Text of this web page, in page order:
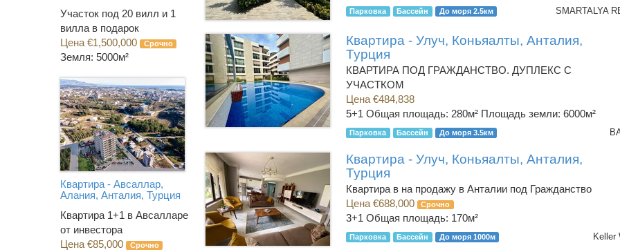
Парковка Бассейн До моря 2.5км
Квартира - Улуч, Коньяалты, Анталия,
Турция
КВАРТИРА ПОД ГРАЖДАНСТВО. ДУПЛЕКС С
УЧАСТКОМ
Цена €484,838
5+1 Общая площадь: 280м² Площадь земли: 6000м²
Парковка Бассейн До моря 3.5км
Квартира - Улуч, Коньяалты, Анталия,
Турция
Квартира в на продажу в Анталии под Гражданство
Цена €688,000
Срочно
3+1 Общая площадь: 170м²
Парковка Бассейн До моря 1000м Keller
Участок под 20 вилл и 1
вилла в подарок
Цена €1,500,000
Срочно
Земля: 5000м²
Квартира - Авсаллар,
Алания, Анталия, Турция
Квартира 1+1 в Авсалларе
от инвестора
Цена €85,000
Срочно